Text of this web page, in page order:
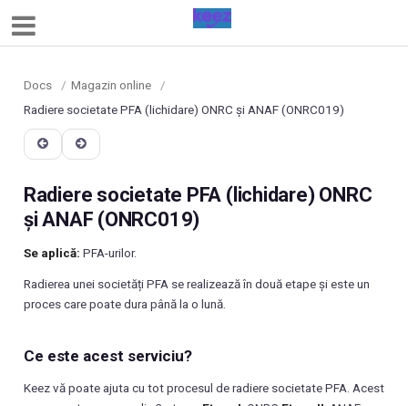
Docs / Magazin online
/
Radiere societate PFA (lichidare) ONRC și ANAF (ONRC019)
Radiere societate PFA (lichidare) ONRC
și ANAF (ONRC019)
Se aplică: PFA-urilor.
Radierea unei societăți PFA se realizează în două etape și este un
proces care poate dura până la o lună.
Ce este acest serviciu?
Keez vă poate ajuta cu tot procesul de radiere societate PFA. Acest